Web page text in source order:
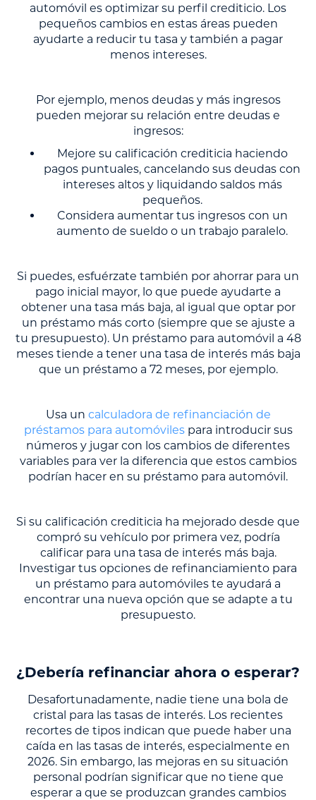
automóvil es optimizar su perfil crediticio. Los
pequeños cambios en estas áreas pueden
ayudarte a reducir tu tasa y también a pagar
menos intereses.
Por ejemplo, menos deudas y más ingresos
pueden mejorar su relación entre deudas e
ingresos:
Mejore su calificación crediticia haciendo
pagos puntuales, cancelando sus deudas con
intereses altos y liquidando saldos más
pequeños.
Considera aumentar tus ingresos con un
aumento de sueldo o un trabajo paralelo.
Si puedes, esfuérzate también por ahorrar para un
pago inicial mayor, lo que puede ayudarte a
obtener una tasa más baja, al igual que optar por
un préstamo más corto (siempre que se ajuste a
tu presupuesto). Un préstamo para automóvil a 48
meses tiende a tener una tasa de interés más baja
que un préstamo a 72 meses, por ejemplo.
Usa un calculadora de refinanciación de
préstamos para automóvilespara introducir sus
números y jugar con los cambios de diferentes
variables para ver la diferencia que estos cambios
podrían hacer en su préstamo para automóvil.
Si su calificación crediticia ha mejorado desde que
compró su vehículo por primera vez, podría
calificar para una tasa de interés más baja.
Investigar tus opciones de refinanciamiento para
un préstamo para automóviles te ayudará a
encontrar una nueva opción que se adapte a tu
presupuesto.
¿Debería refinanciar ahora o esperar?
Desafortunadamente, nadie tiene una bola de
cristal para las tasas de interés. Los recientes
recortes de tipos indican que puede haber una
caída en las tasas de interés, especialmente en
2026. Sin embargo, las mejoras en su situación
personal podrían significar que no tiene que
esperar a que se produzcan grandes cambios